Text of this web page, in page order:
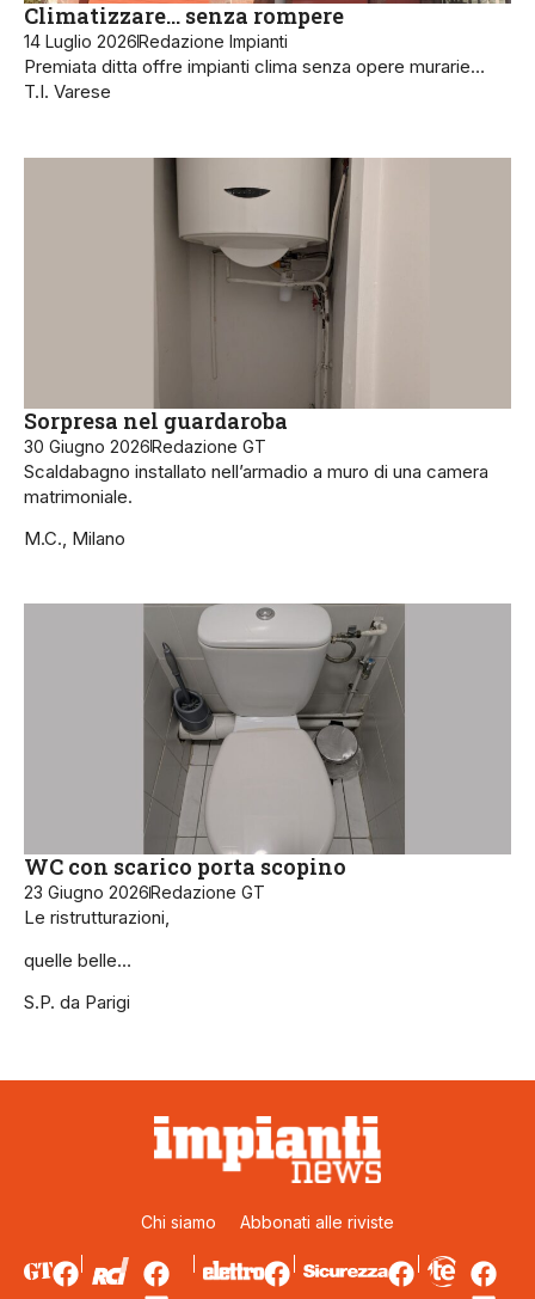
Climatizzare… senza rompere
14 Luglio 2026Redazione Impianti
Premiata ditta offre impianti clima senza opere murarie…
T.I. Varese
Sorpresa nel guardaroba
30 Giugno 2026Redazione GT
Scaldabagno installato nell’armadio a muro di una camera
matrimoniale.
M.C., Milano
WC con scarico porta scopino
23 Giugno 2026Redazione GT
Le ristrutturazioni,
quelle belle…
S.P. da Parigi
Chi siamo Abbonati alle riviste